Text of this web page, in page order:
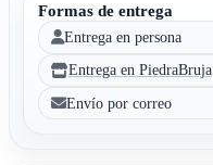
Formas de entrega
Entrega en persona
Entrega en PiedraBruja
Envío por correo